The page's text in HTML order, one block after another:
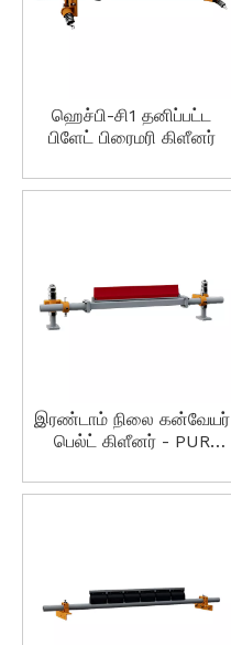
ஹெச்பி-சி1 தனிப்பட்ட
பிளேட் பிரைமரி கிளீனர்
இரண்டாம் நிலை கன்வேயர்
பெல்ட் கிளீனர் - PUR
பதற்றம், திறமையானது